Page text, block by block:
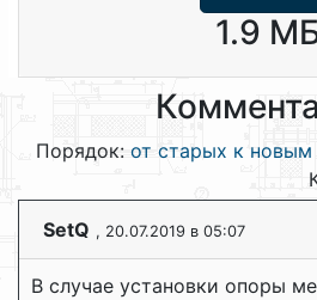
1.9
Порядок: от старых к новым
SetQ , 20.07.2019 в 05:07
В случае установки опоры